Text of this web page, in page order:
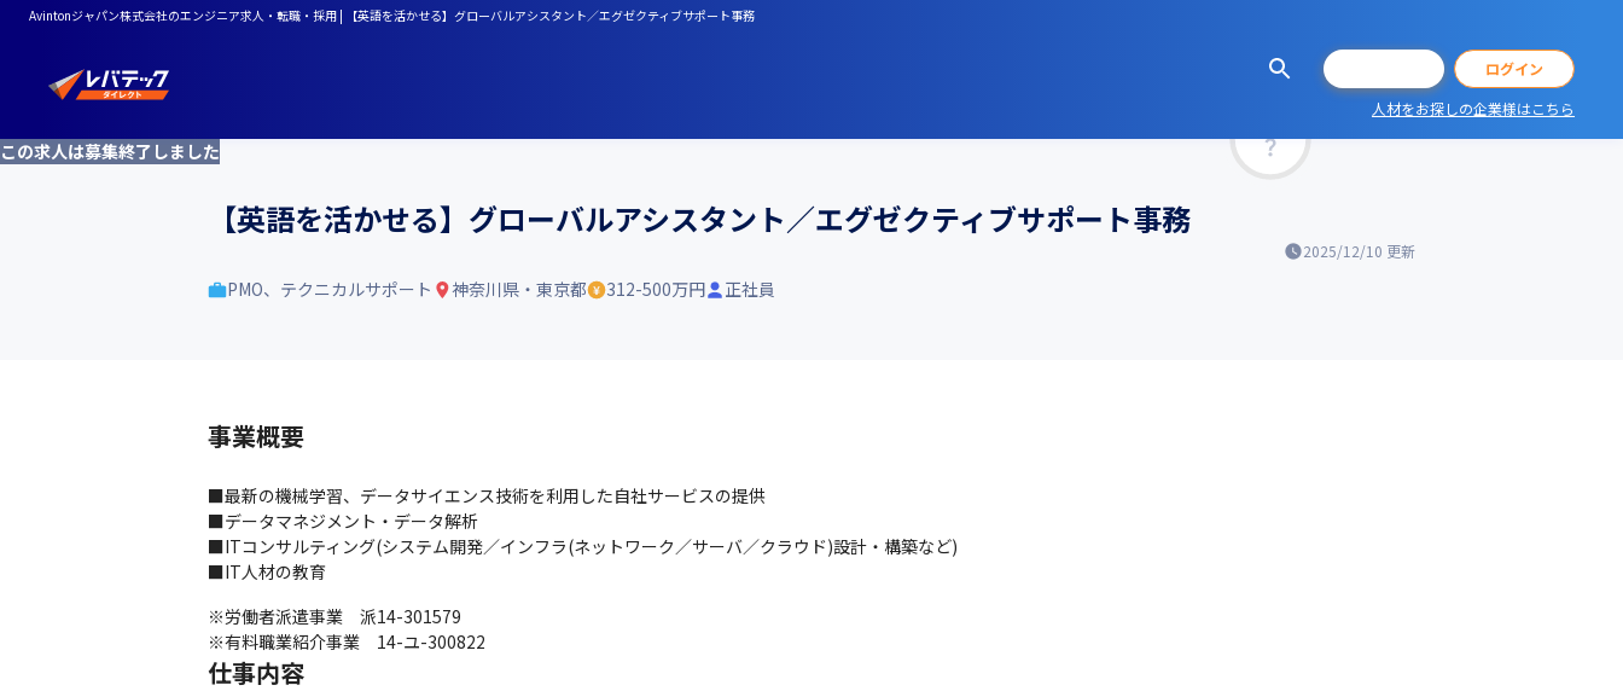
Avintonジャパン株式会社のエンジニア求人・転職・採用 | 【英語を活かせる】グローバルアシスタント／エグゼクティブサポート事務
ログイン
人材をお探しの企業様はこちら
この求人は募集終了しました
【英語を活かせる】グローバルアシスタント／エグゼクティブサポート事務
2025/12/10 更新
PMO、テクニカルサポート 神奈川県・東京都 312-500万円 正社員
事業概要
■最新の機械学習、データサイエンス技術を利用した自社サービスの提供
■データマネジメント・データ解析
■ITコンサルティング(システム開発／インフラ(ネットワーク／サーバ／クラウド)設計・構築など)
■IT人材の教育
※労働者派遣事業　派14-301579
※有料職業紹介事業　14-ユ-300822
仕事内容